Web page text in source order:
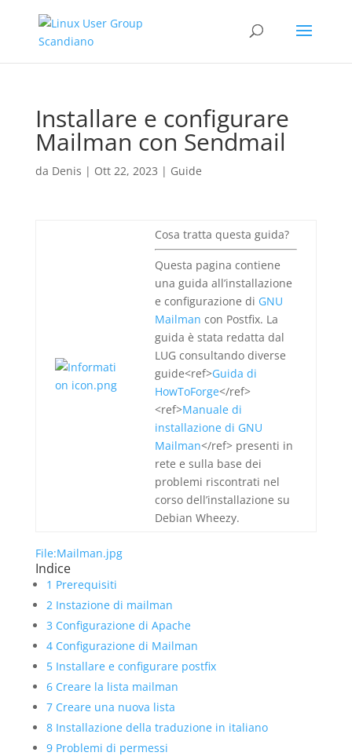
Installare e configurare
Mailman con Sendmail
da Denis | Ott 22, 2023 | Guide
Cosa tratta questa guida?
Questa pagina contiene
una guida all’installazione
e configurazione di GNU
Mailman con Postfix. La
guida è stata redatta dal
LUG consultando diverse
guide<ref>Guida di
HowToForge</ref>
<ref>Manuale di
installazione di GNU
Mailman</ref> presenti in
rete e sulla base dei
problemi riscontrati nel
corso dell’installazione su
Debian Wheezy.
File:Mailman.jpg
Indice
1 Prerequisiti
2 Instazione di mailman
3 Configurazione di Apache
4 Configurazione di Mailman
5 Installare e configurare postfix
6 Creare la lista mailman
7 Creare una nuova lista
8 Installazione della traduzione in italiano
9 Problemi di permessi